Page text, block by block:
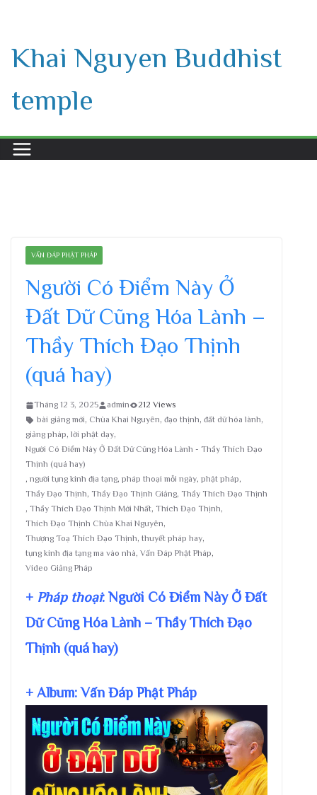
content
Khai Nguyen Buddhist
temple
VẤN ĐÁP PHẬT PHÁP
Người Có Điểm Này Ở
Đất Dữ Cũng Hóa Lành –
Thầy Thích Đạo Thịnh
(quá hay)
Tháng 12 3, 2025 admin
212 Views
bài giảng mới, Chùa Khai Nguyên, đạo thịnh, đất dữ hóa lành,
giảng pháp, lời phật dạy,
Người Có Điểm Này Ở Đất Dữ Cũng Hóa Lành - Thầy Thích Đạo
Thịnh (quá hay)
, người tụng kinh địa tạng, pháp thoại mỗi ngày, phật pháp,
Thầy Đạo Thịnh, Thầy Đạo Thịnh Giảng, Thầy Thích Đạo Thịnh
, Thầy Thích Đạo Thịnh Mới Nhất, Thích Đạo Thịnh,
Thích Đạo Thịnh Chùa Khai Nguyên,
Thượng Toạ Thích Đạo Thịnh, thuyết pháp hay,
tụng kinh địa tạng ma vào nhà, Vấn Đáp Phật Pháp,
Video Giảng Pháp
+ Pháp thoại: Người Có Điểm Này Ở Đất
Dữ Cũng Hóa Lành – Thầy Thích Đạo
Thịnh (quá hay)
+ Album: Vấn Đáp Phật Pháp